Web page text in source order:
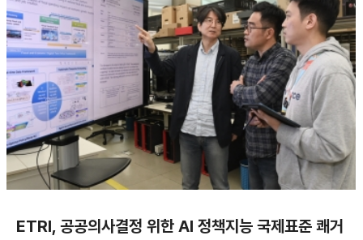
ETRI, 공공의사결정 위한 AI 정책지능 국제표준 쾌거